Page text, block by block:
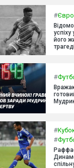
#
його
#
#
#